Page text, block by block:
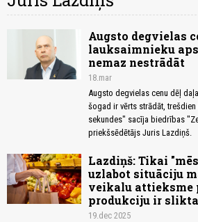
Augsto degvielas
lauksaimnieku
nemaz nestrādāt
18.mar
Augsto degvielas cenu dēļ
šogad ir vērts strādāt,
sekundes" sacīja biedrības
priekšsēdētājs Juris Lazdiņš.
Lazdiņš: Tikai
uzlabot situāciju
veikalu attieksme
produkciju ir slikta
19.dec 2025